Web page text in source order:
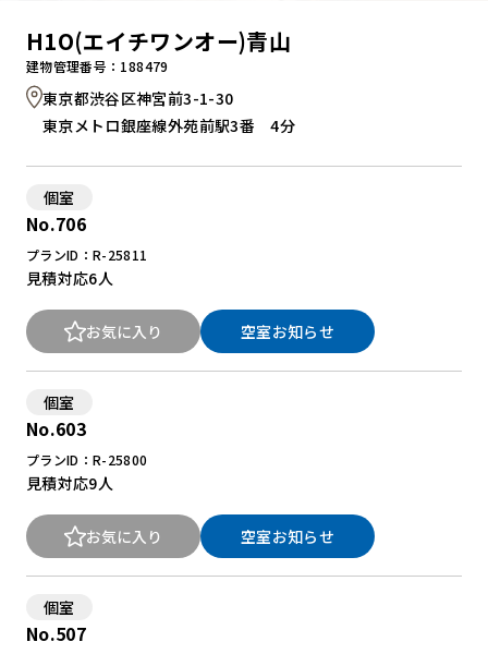
受付時間 平日9:00～18:00
お問い合わせフォーム
お知らせ
よくある質問
H1O(エイチワンオー)青山
建物管理番号：188479
東京都渋谷区神宮前3-1-30
東京メトロ銀座線外苑前駅3番 4分
個室
No.706
プランID：R-25811
見積対応6人
お気に入り 空室お知らせ
個室
No.603
プランID：R-25800
見積対応9人
お気に入り 空室お知らせ
個室
No.507